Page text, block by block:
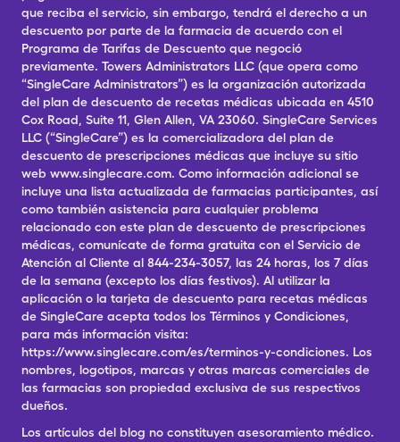
que reciba el servicio, sin embargo, tendrá el derecho a un
descuento por parte de la farmacia de acuerdo con el
Programa de Tarifas de Descuento que negoció
previamente. Towers Administrators LLC (que opera como
“SingleCare Administrators”) es la organización autorizada
del plan de descuento de recetas médicas ubicada en 4510
Cox Road, Suite 11, Glen Allen, VA 23060. SingleCare Services
LLC (“SingleCare”) es la comercializadora del plan de
descuento de prescripciones médicas que incluye su sitio
web www.singlecare.com. Como información adicional se
incluye una lista actualizada de farmacias participantes, así
como también asistencia para cualquier problema
relacionado con este plan de descuento de prescripciones
médicas, comunícate de forma gratuita con el Servicio de
Atención al Cliente al 844-234-3057, las 24 horas, los 7 días
de la semana (excepto los días festivos). Al utilizar la
aplicación o la tarjeta de descuento para recetas médicas
de SingleCare acepta todos los Términos y Condiciones,
para más información visita:
https://www.singlecare.com/es/terminos-y-condiciones. Los
nombres, logotipos, marcas y otras marcas comerciales de
las farmacias son propiedad exclusiva de sus respectivos
dueños.
Los artículos del blog no constituyen asesoramiento médico.